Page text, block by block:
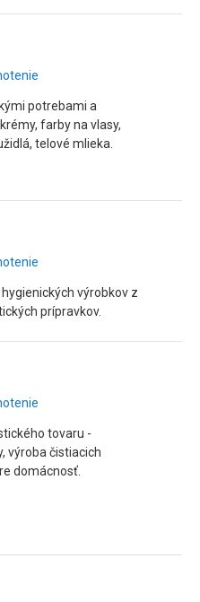
potrebami a
farby na vlasy,
telové mlieka.
výrobkov z
prípravkov.
tovaru -
výroba čistiacich
domácnosť.